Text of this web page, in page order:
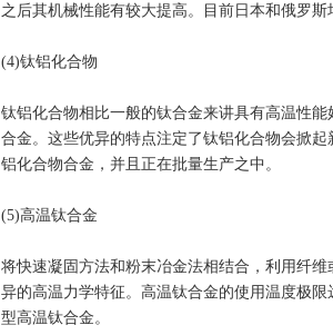
之后其机械性能有较大提高。目前日本和俄罗斯
(4)钛铝化合物
钛铝化合物相比一般的钛合金来讲具有高温性
合金。这些优异的特点注定了钛铝化合物会掀
铝化合物合金，并且正在批量生产之中。
(5)高温钛合金
将快速凝固方法和粉末冶金法相结合，利用纤
异的高温力学特征。高温钛合金的使用温度极
型高温钛合金。